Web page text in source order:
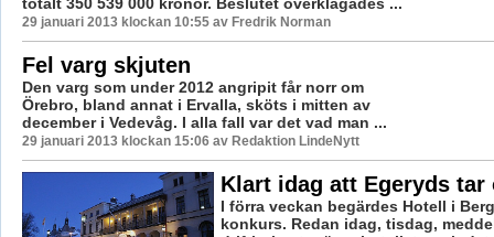
29 januari 2013 klockan 10:55 av Fredrik Norman
Fel varg skjuten
Den varg som under 2012 angripit får norr om
Örebro, bland annat i Ervalla, sköts i mitten av
december i Vedevåg. I alla fall var det vad man ...
29 januari 2013 klockan 15:06 av Redaktion LindeNytt
Klart idag att Egeryds tar
I förra veckan begärdes Hotell i
konkurs. Redan idag, tisdag,